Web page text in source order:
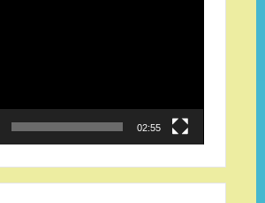
02:55